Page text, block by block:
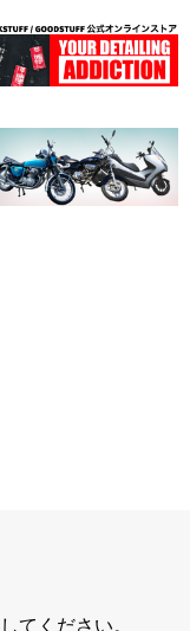
してください。